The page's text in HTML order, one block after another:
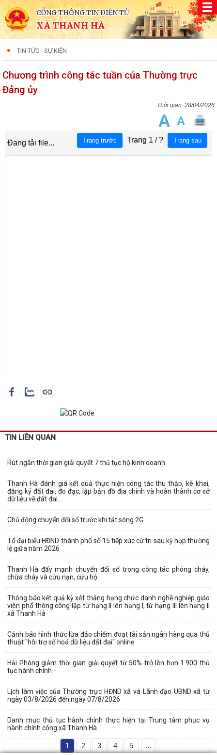
CỔNG THÔNG TIN ĐIỆN TỬ
XÃ THANH HÀ
TIN TỨC - SỰ KIỆN
Chương trình công tác tuần của Thường trực
Đảng ủy
28/04/2026
TIN LIÊN QUAN
Rút ngắn thời gian giải quyết 7 thủ tục hộ kinh doanh
Thanh Hà đánh giá kết quả thực hiện công tác thu thập, kê khai,
đăng ký đất đai, đo đạc, lập bản đồ địa chính và hoàn thành cơ sở
dữ liệu về đất đai...
Chủ động chuyển đổi số trước khi tắt sóng 2G
Tổ đại biểu HĐND thành phố số 15 tiếp xúc cử tri sau kỳ họp thường
lệ giữa năm 2026
Thanh Hà đẩy mạnh chuyển đổi số trong công tác phòng cháy,
chữa cháy và cứu nạn, cứu hộ
Thông báo kết quả kỳ xét thăng hạng chức danh nghề nghiệp giáo
viên phổ thông công lập từ hạng II lên hạng I, từ hạng III lên hạng II
xã Thanh Hà
Cảnh báo hình thức lừa đảo chiếm đoạt tài sản ngân hàng qua thủ
thuật "hỗi trợ số hoá dữ liệu đất đai" online
Hải Phòng giảm thời gian giải quyết từ 50% trở lên hơn 1.900 thủ
tục hành chính
Lịch làm việc của Thường trực HĐND xã và Lãnh đạo UBND xã từ
ngày 03/8/2026 đến ngày 07/8/2026
Danh mục thủ tục hành chính thực hiện tại Trung tâm phục vụ
hành chính công xã Thanh Hà
1 2 3 4 5 ...